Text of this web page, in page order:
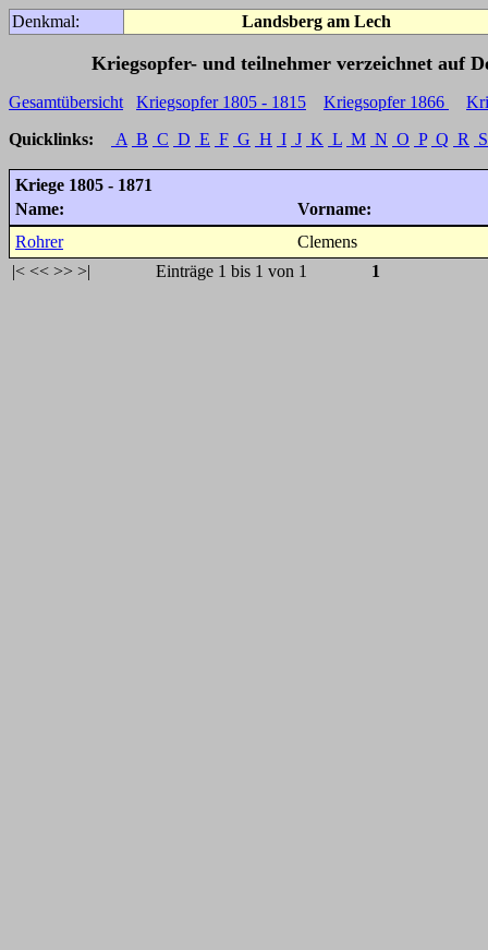
Denkmal: Landsberg am Lech
Kriegsopfer- und teilnehmer verzeichnet auf
Gesamtübersicht Kriegsopfer 1805 - 1815 Kriegsopfer 1866
Quicklinks:
A B C D E F G H I J K L M N O P Q R S
Kriege 1805 - 1871
Name:
Vorname:
Rohrer
Clemens
|< << >> >| Einträge 1 bis 1 von 1 1